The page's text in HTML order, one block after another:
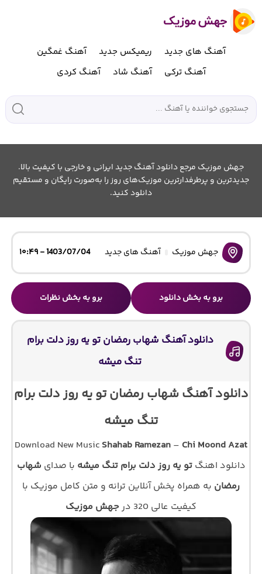
آهنگ های جدید ریمیکس جدید
آهنگ غمگین
آهنگ ترکی
آهنگ شاد آهنگ کردی
جهش موزیک مرجع دانلود آهنگ جدید ایرانی و خارجی با کیفیت بالا.
جدیدترین و پرطرفدارترین موزیک‌های روز را به‌صورت رایگان و مستقیم
دانلود کنید.
جهش موزیک آهنگ های جدید 1403/07/04 - ۱۰:۴۹
برو به بخش دانلود برو به بخش نظرات
دانلود آهنگ شهاب رمضان تو یه روز دلت برام
تنگ میشه
دانلود آهنگ شهاب رمضان تو یه روز دلت برام
تنگ میشه
Download New Music Shahab Ramezan – Chi Moond Azat
دانلود اهنگتو یه روز دلت برام تنگ میشه با صدای شهاب
رمضان به همراه پخش آنلاین ترانه و متن کامل موزیک با
کیفیت عالی 320 در
جهش موزیک